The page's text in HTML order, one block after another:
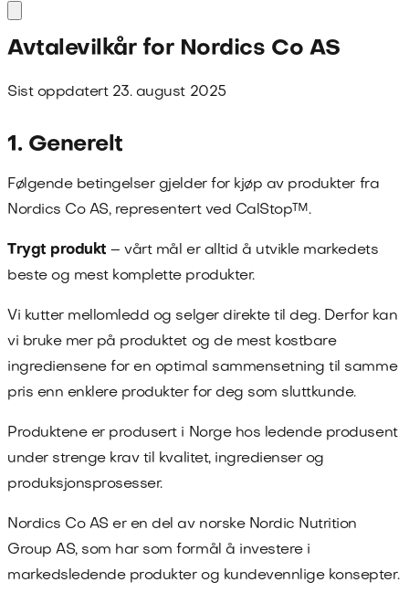
Avtalevilkår for Nordics Co AS
Sist oppdatert 23. august 2025
1. Generelt
Følgende betingelser gjelder for kjøp av produkter fra
Nordics Co AS, representert ved CalStop™.
Trygt produkt – vårt mål er alltid å utvikle markedets
beste og mest komplette produkter.
Vi kutter mellomledd og selger direkte til deg. Derfor kan
vi bruke mer på produktet og de mest kostbare
ingrediensene for en optimal sammensetning til samme
pris enn enklere produkter for deg som sluttkunde.
Produktene er produsert i Norge hos ledende produsent
under strenge krav til kvalitet, ingredienser og
produksjonsprosesser.
Nordics Co AS er en del av norske Nordic Nutrition
Group AS, som har som formål å investere i
markedsledende produkter og kundevennlige konsepter.